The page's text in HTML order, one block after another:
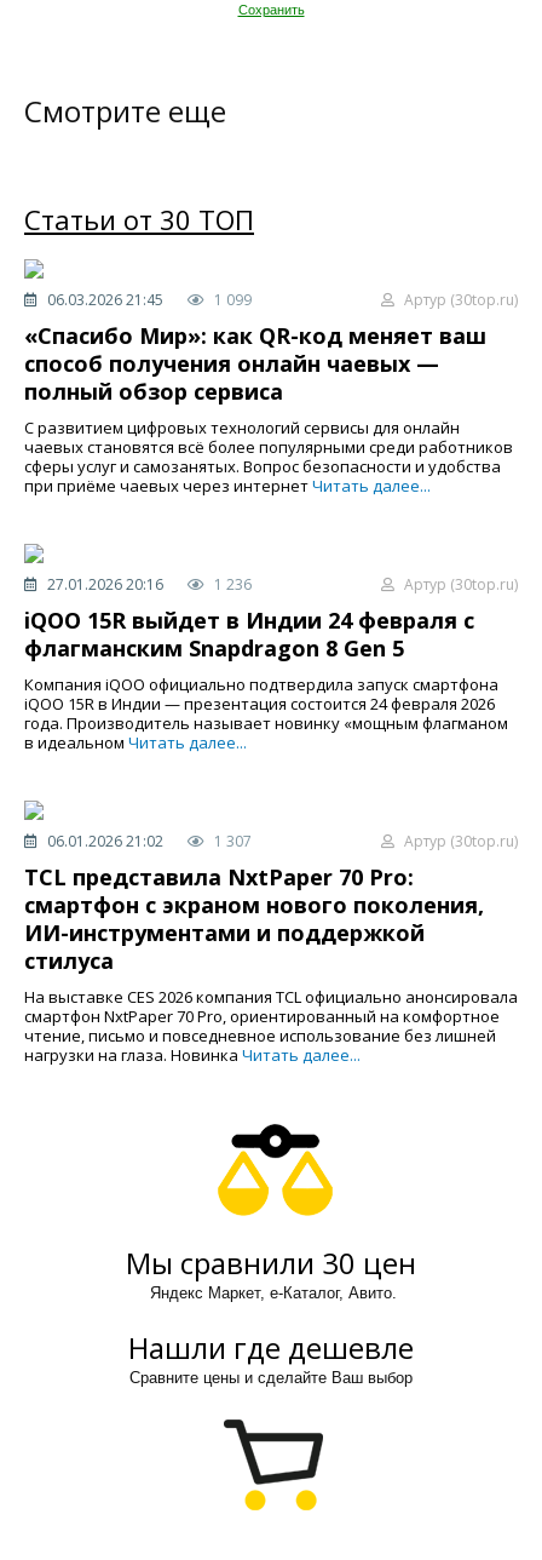
Сохранить
Смотрите еще
Статьи от 30 ТОП
06.03.2026 21:45 1 099 Артур (30top.ru)
«Спасибо Мир»: как QR-код меняет ваш
способ получения онлайн чаевых —
полный обзор сервиса
С развитием цифровых технологий сервисы для онлайн
чаевых становятся всё более популярными среди работников
сферы услуг и самозанятых. Вопрос безопасности и удобства
при приёме чаевых через интернетЧитать далее...
27.01.2026 20:16 1 236 Артур (30top.ru)
iQOO 15R выйдет в Индии 24 февраля с
флагманским Snapdragon 8 Gen 5
Компания iQOO официально подтвердила запуск смартфона
iQOO 15R в Индии — презентация состоится 24 февраля 2026
года. Производитель называет новинку «мощным флагманом
в идеальном Читать далее...
06.01.2026 21:02 1 307 Артур (30top.ru)
TCL представила NxtPaper 70 Pro:
смартфон с экраном нового поколения,
ИИ-инструментами и поддержкой
стилуса
На выставке CES 2026 компания TCL официально анонсировала
смартфон NxtPaper 70 Pro, ориентированный на комфортное
чтение, письмо и повседневное использование без лишней
нагрузки на глаза. Новинка Читать далее...
Мы сравнили 30 цен
Яндекс Маркет, е-Каталог, Авито.
Нашли где дешевле
Сравните цены и сделайте Ваш выбор